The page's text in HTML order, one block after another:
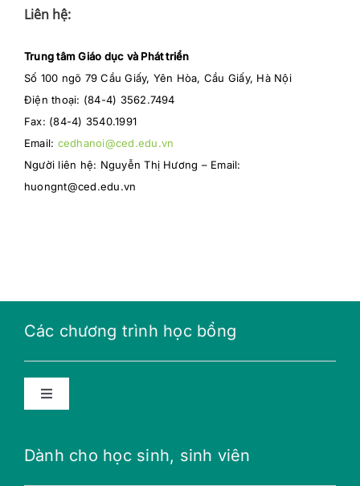
Liên hệ:
Trung tâm Giáo dục và Phát triển
Số 100 ngõ 79 Cầu Giấy, Yên Hòa, Cầu Giấy, Hà Nội
Điện thoại: (84-4) 3562.7494
Fax: (84-4) 3540.1991
Email: cedhanoi@ced.edu.vn
Người liên hệ: Nguyễn Thị Hương – Email:
huongnt@ced.edu.vn
Các chương trình học bổng
Toggle
Dành cho học sinh, sinh viên